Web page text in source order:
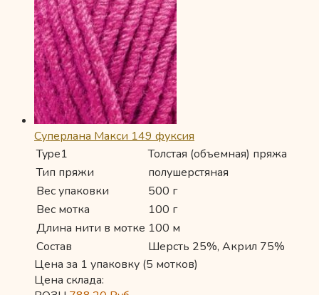
Суперлана Макси 149 фуксия
Type1
Толстая (объемная) пряжа
Тип пряжи
полушерстяная
Вес упаковки
500 г
Вес мотка
100 г
Длина нити в мотке 100 м
Состав
Шерсть 25%, Акрил 75%
Цена за 1 упаковку (5 мотков)
Цена склада: